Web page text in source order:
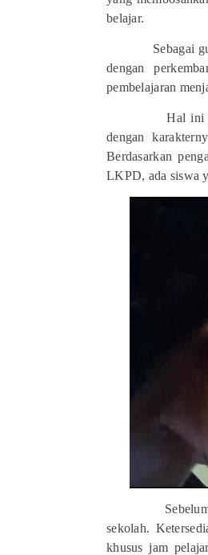
belajar.
Sebagai
dengan
pembelajaran
Hal ini
dengan
Berdasarkan
LKPD, ada siswa
sekolah.
khusus jam